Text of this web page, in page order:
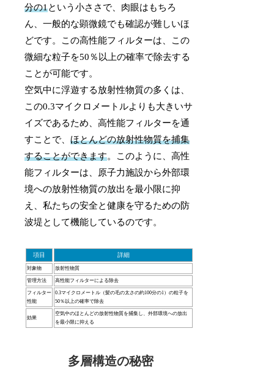
分の1という小ささで、肉眼はもちろ
ん、一般的な顕微鏡でも確認が難しいほ
どです。この高性能フィルターは、この
微細な粒子を50％以上の確率で除去する
ことが可能です。
空気中に浮遊する放射性物質の多くは、
この0.3マイクロメートルよりも大きいサ
イズであるため、高性能フィルターを通
すことで、ほとんどの放射性物質を捕集
することができます。このように、高性
能フィルターは、原子力施設から外部環
境への放射性物質の放出を最小限に抑
え、私たちの安全と健康を守るための防
波堤として機能しているのです。
項目 詳細
対象物 放射性物質
管理方法 高性能フィルターによる除去
フィルター
性能
0.3マイクロメートル（髪の毛の太さの約100分の1）の粒子を
50％以上の確率で除去
効果
空気中のほとんどの放射性物質を捕集し、外部環境への放出
を最小限に抑える
多層構造の秘密